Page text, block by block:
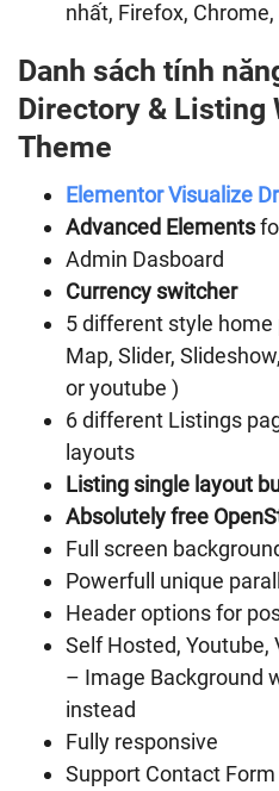
nhất, Firefox,
Danh sách tính
Directory & Listing
Theme
Elementor Visualize
Advanced Elements
Admin Dasboard
Currency switcher
5 different style home
Map, Slider,
or youtube )
6 different Listings
layouts
Listing single layout
Absolutely free
Full screen
Powerfull unique
Header options for
Self Hosted, Youtube,
– Image Background
instead
Fully responsive
Support Contact Form